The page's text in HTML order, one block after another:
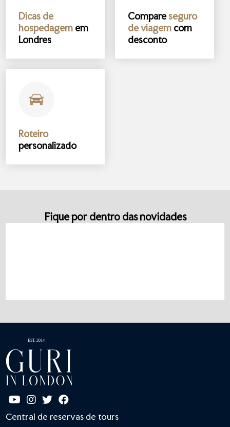
Dicas de
hospedagem em
Londres
Compareseguro
de viagem com
desconto
Roteiro
personalizado
Fique por dentro das novidades
Central de reservas de tours